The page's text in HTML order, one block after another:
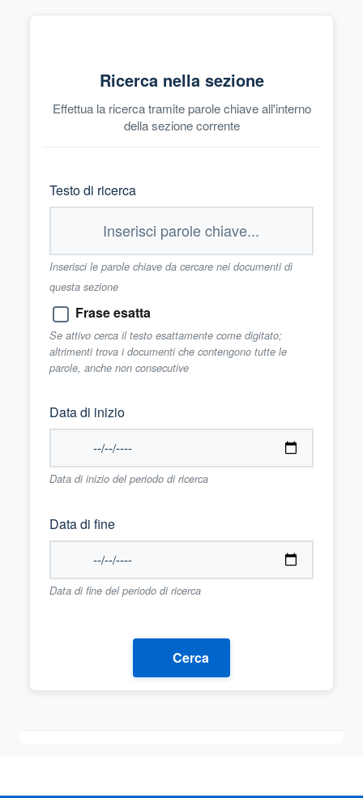
Ricerca nella sezione
Effettua la ricerca tramite parole chiave all'interno
della sezione corrente
Testo di ricerca
Inserisci le parole chiave da cercare nei documenti di
questa sezione
Frase esatta
Se attivo cerca il testo esattamente come digitato;
altrimenti trova i documenti che contengono tutte le
parole, anche non consecutive
Data di inizio
Data di inizio del periodo di ricerca
Data di fine
Data di fine del periodo di ricerca
Cerca